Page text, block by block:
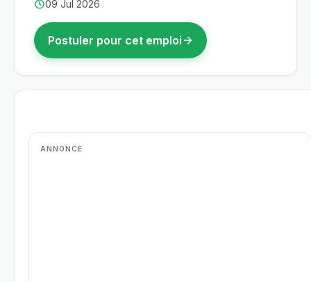
09 Jul 2026
Postuler pour cet emploi